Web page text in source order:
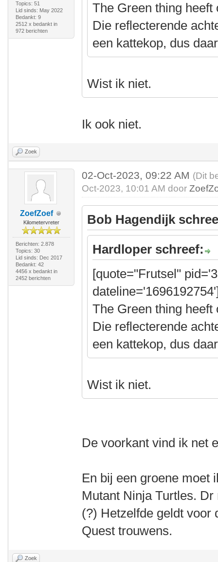
Topics: 51
Lid sinds: May 2022
Bedankt: 9
2512 x bedankt in
972 berichten
The Green thing
Die reflecterende
een kattekop, dus
Wist ik niet.
Ik ook niet.
Zoek
ZoefZoef
Kilometervreter
Berichten: 2.878
Topics: 30
Lid sinds: Dec 2017
Bedankt: 42
4456 x bedankt in
2452 berichten
02-Oct-2023, 09:22 AM (Dit
Oct-2023, 10:01 AM door
Bob Hagendijk
Hardloper schreef:
[quote="Frutsel"
The Green thing
Die reflecterende
een kattekop, dus
Wist ik niet.
De voorkant vind ik net
En bij een groene moet
Mutant Ninja Turtles.
(?) Hetzelfde geldt voor
Quest trouwens.
Zoek